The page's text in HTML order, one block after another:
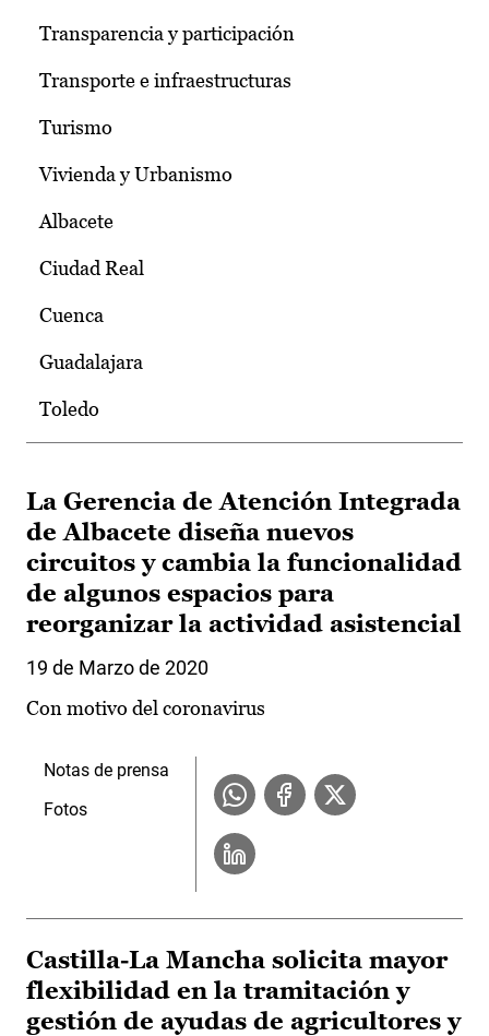
Transparencia y participación
Transporte e infraestructuras
Turismo
Vivienda y Urbanismo
Albacete
Ciudad Real
Cuenca
Guadalajara
Toledo
La Gerencia de Atención Integrada
de Albacete diseña nuevos
circuitos y cambia la funcionalidad
de algunos espacios para
reorganizar la actividad asistencial
19 de Marzo de 2020
Con motivo del coronavirus
Notas de prensa
Fotos
Castilla-La Mancha solicita mayor
flexibilidad en la tramitación y
gestión de ayudas de agricultores y